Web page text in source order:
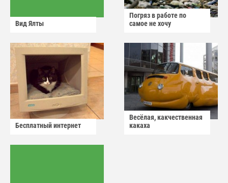
Вид Ялты
Погряз в работе по
самое не хочу
Бесплатный интернет
Весёлая, какчественная
какаха